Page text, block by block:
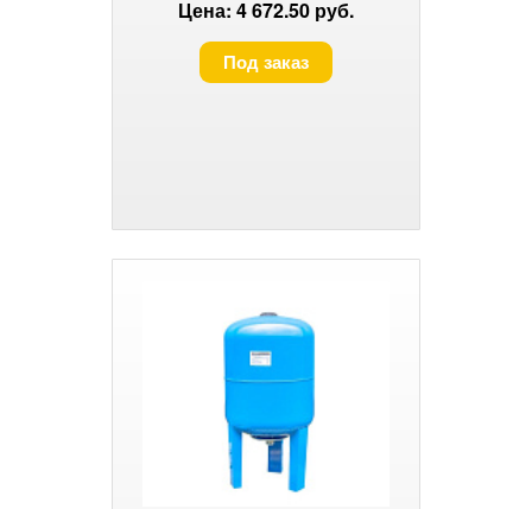
Цена: 4 672.50 руб.
Под заказ